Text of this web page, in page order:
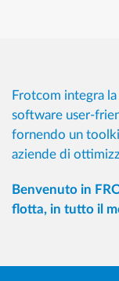
Frotcom integra
software user-
fornendo un
aziende di
Benvenuto in
flotta, in tutto il